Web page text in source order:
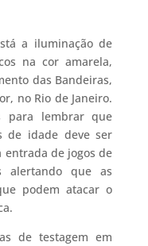
a iluminação de
na cor amarela,
das Bandeiras,
no Rio de Janeiro.
para lembrar que
de idade deve ser
de jogos de
alertando que as
podem atacar o
de testagem em